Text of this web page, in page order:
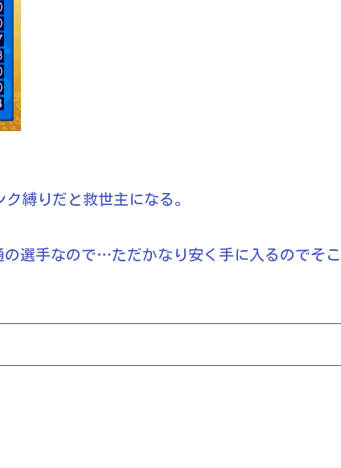
縛りだと救世主になる。
選手なので…ただかなり安く手に入るのでそこ